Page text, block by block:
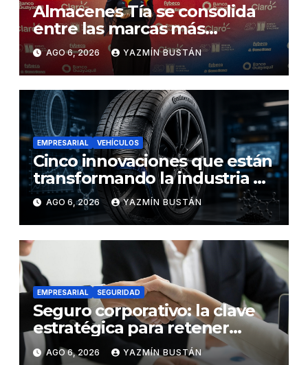
Almacenes Tía se consolida
entre las marcas más
influyentes del Ecuador
AGO 6, 2026 YAZMÍN BUSTÁN
EMPRESARIAL VEHÍCULOS
Cinco innovaciones que están
transformando la industria de
los neumáticos y redefinen el
futuro de la movilidad
AGO 6, 2026 YAZMÍN BUSTÁN
EMPRESARIAL SEGURIDAD
Seguro corporativo: la clave
estratégica para retener
talento en Ecuador
AGO 6, 2026 YAZMÍN BUSTÁN